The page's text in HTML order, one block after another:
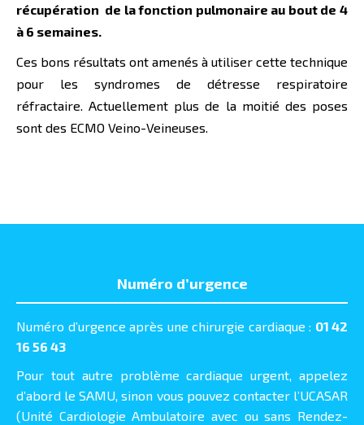
récupération de la fonction pulmonaire au bout de 4
à 6 semaines.
Ces bons résultats ont amenés à utiliser cette technique
pour les syndromes de détresse respiratoire
réfractaire. Actuellement plus de la moitié des poses
sont des ECMO Veino-Veineuses.
Numéro d’urgence
Numéro d’urgence après une chirurgie cardiaque : 01 42
16 56 43
Pour tout autre problème cardiaque urgent, appelez
d’abord le SAMU, sinon vous pouvez contacter l’UCASAR
(Unité Cardiologie Ambulatoire avec ou sans Rendez-